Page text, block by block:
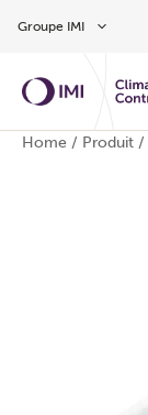
Groupe IMI
Home / Produit /